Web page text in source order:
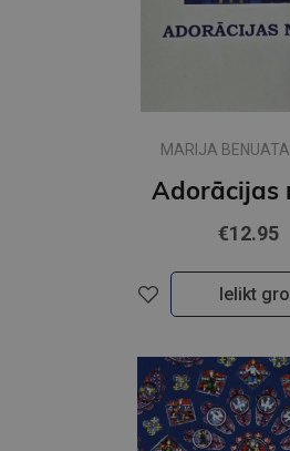
MARIJA
Adorācijas
€12.95
Ielikt